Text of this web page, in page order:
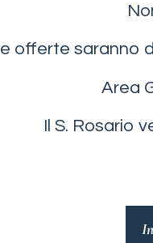
le offerte saranno
Area
Il S. Rosario